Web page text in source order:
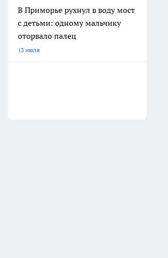
В Приморье рухнул в воду мост
с детьми: одному мальчику
оторвало палец
13 июля